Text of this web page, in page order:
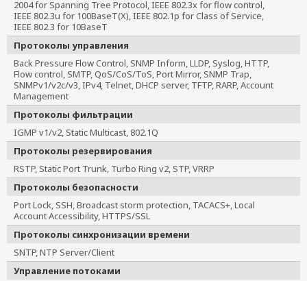
2004 for Spanning Tree Protocol, IEEE 802.3x for flow control,
IEEE 802.3u for 100BaseT(X), IEEE 802.1p for Class of Service,
IEEE 802.3 for 10BaseT
Протоколы управления
Back Pressure Flow Control, SNMP Inform, LLDP, Syslog, HTTP,
Flow control, SMTP, QoS/CoS/ToS, Port Mirror, SNMP Trap,
SNMPv1/v2c/v3, IPv4, Telnet, DHCP server, TFTP, RARP, Account
Management
Протоколы фильтрации
IGMP v1/v2, Static Multicast, 802.1Q
Протоколы резервирования
RSTP, Static Port Trunk, Turbo Ring v2, STP, VRRP
Протоколы безопасности
Port Lock, SSH, Broadcast storm protection, TACACS+, Local
Account Accessibility, HTTPS/SSL
Протоколы синхронизации времени
SNTP, NTP Server/Client
Управление потоками